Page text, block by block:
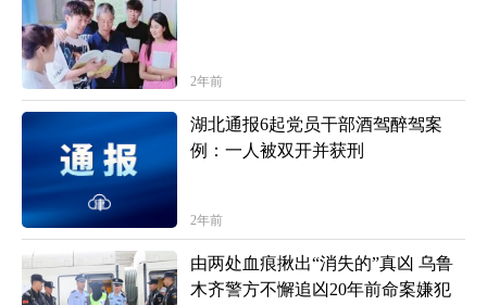
2年前
湖北通报6起党员干部酒驾醉驾案
例：一人被双开并获刑
2年前
由两处血痕揪出“消失的”真凶 乌鲁
木齐警方不懈追凶20年前命案嫌犯